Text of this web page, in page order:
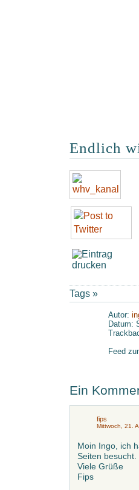
Endlich
Tags »
Autor:
Datum:
Feed
Ein
fips
Mittwoch, 21.
Moin Ingo, ich
Seiten besucht.
Viele Grüße
Fips